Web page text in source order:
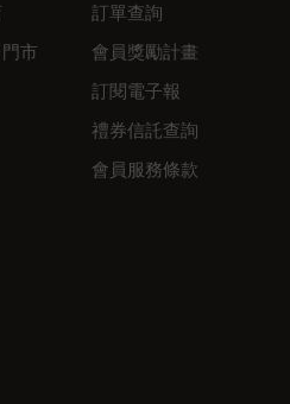
市
訂單查詢
會員獎勵計畫
訂閱電子報
禮券信託查詢
會員服務條款